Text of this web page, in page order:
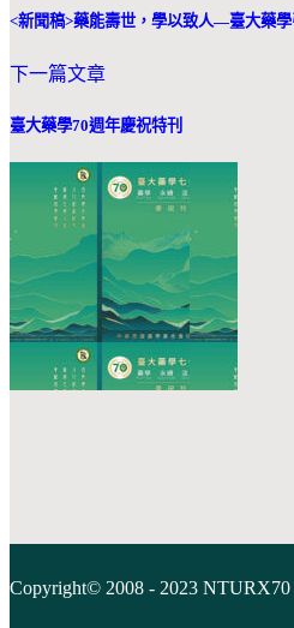
<新聞稿>藥能壽世，學以致人—臺大藥
下一篇文章
臺大藥學70週年慶祝特刊
Copyright© 2008 - 2023 NTURX70